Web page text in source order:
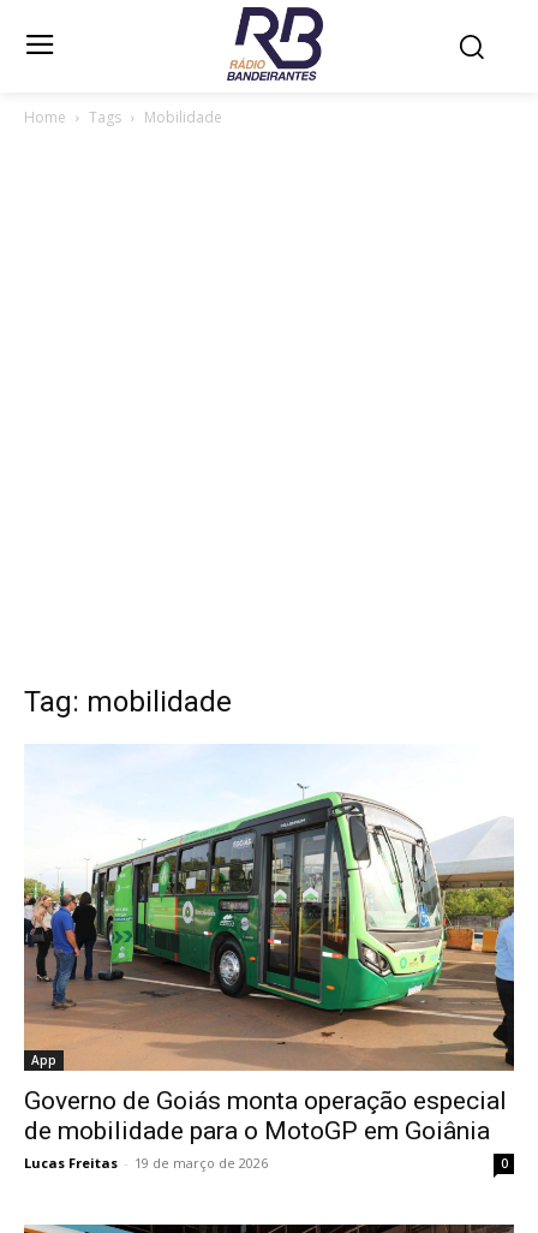
Home Tags Mobilidade
Tag: mobilidade
App
Governo de Goiás monta operação especial
de mobilidade para o MotoGP em Goiânia
Lucas Freitas - 19 de março de 2026 0